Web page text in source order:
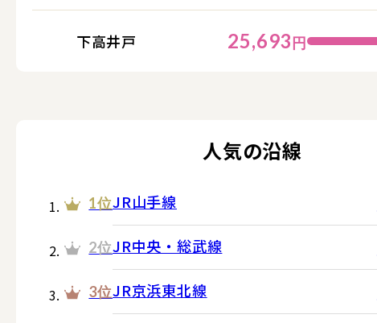
下高井戸 25,693円
人気の沿線
1位JR山手線
2位JR中央・総武線
3位JR京浜東北線